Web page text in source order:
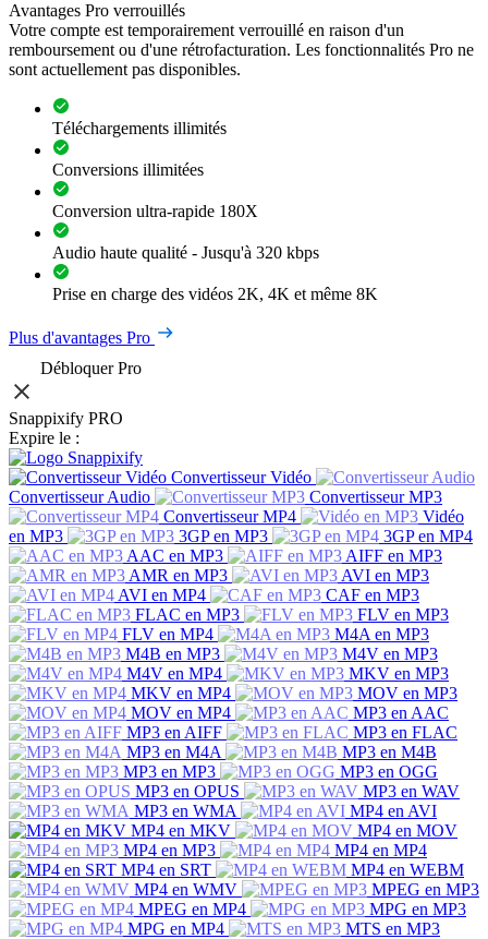
Avantages Pro verrouillés
Votre compte est temporairement verrouillé en raison d'un
remboursement ou d'une rétrofacturation. Les fonctionnalités Pro ne
sont actuellement pas disponibles.
Téléchargements illimités
Conversions illimitées
Conversion ultra-rapide 180X
Audio haute qualité - Jusqu'à 320 kbps
Prise en charge des vidéos 2K, 4K et même 8K
Plus d'avantages Pro
Débloquer Pro
Snappixify PRO
Expire le :
Convertisseur Vidéo
Convertisseur Audio
Convertisseur MP3
Convertisseur MP4
Vidéo
en MP3
3GP en MP3
3GP en MP4
AAC en MP3
AIFF en MP3
AMR en MP3
AVI en MP3
AVI en MP4
CAF en MP3
FLAC en MP3
FLV en MP3
FLV en MP4
M4A en MP3
M4B en MP3
M4V en MP3
M4V en MP4
MKV en MP3
MKV en MP4
MOV en MP3
MOV en MP4
MP3 en AAC
MP3 en AIFF
MP3 en FLAC
MP3 en M4A
MP3 en M4B
MP3 en MP3
MP3 en OGG
MP3 en OPUS
MP3 en WAV
MP3 en WMA
MP4 en AVI
MP4 en MKV
MP4 en MOV
MP4 en MP3
MP4 en MP4
MP4 en SRT
MP4 en WEBM
MP4 en WMV
MPEG en MP3
MPEG en MP4
MPG en MP3
MPG en MP4
MTS en MP3